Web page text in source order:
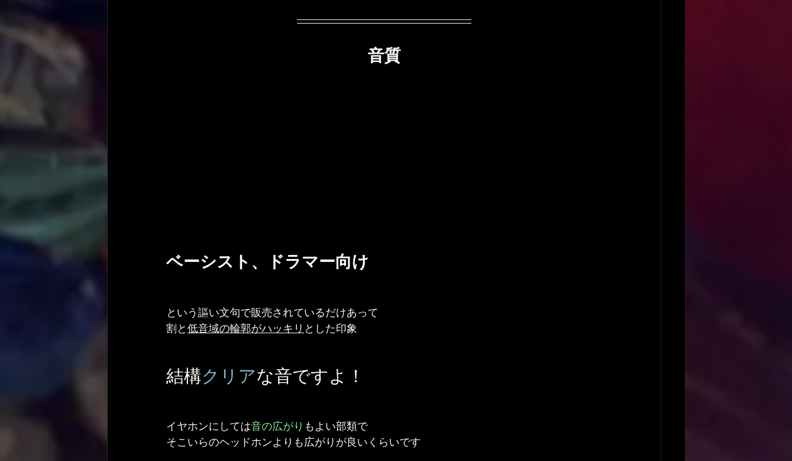
音質
ベーシスト、ドラマー向け
という謳い文句で販売されているだけあって
割と低音域の輪郭がハッキリ とした印象
結構クリアな音ですよ！
イヤホンにしては音の広がり もよい部類で
そこいらのヘッドホンよりも広がりが良いくらいです